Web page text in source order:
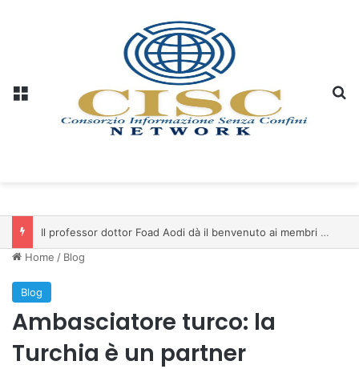
Il professor dottor Foad Aodi dà il benvenuto ai membri del Comitato per le Scienze delle Piramidi e le Scienze Archeologiche…
Home / Blog
Blog
Ambasciatore turco: la
Turchia è un partner